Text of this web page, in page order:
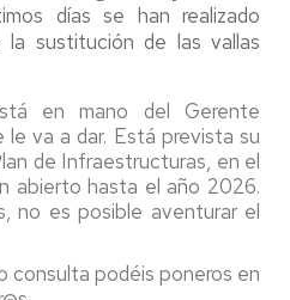
días se han realizado
la sustitución de las vallas
en mano del Gerente
le va a dar. Está prevista su
de Infraestructuras, en el
abierto hasta el año 2026.
no es posible aventurar el
consulta podéis poneros en